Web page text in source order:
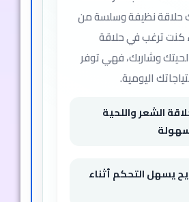
حلاقة نظيفة وسلسة من
كنت ترغب في حلاقة
وشاربك، فهي توفر
اليومية.
الشعر واللحية
يسهل التحكم أثناء